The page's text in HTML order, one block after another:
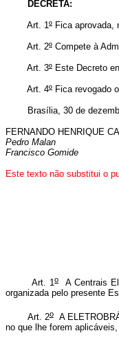
DECRETA:
Art. 1º Fica aprovada,
Art. 2º Compete à
Art. 3º Este Decreto
Art. 4º Fica revogado o
Brasília, 30 de
FERNANDO HENRIQUE
Pedro Malan
Francisco Gomide
Este texto não substitui o
Art. 1oA Centrais
organizada pelo presente
Art. 2oA
no que lhe forem